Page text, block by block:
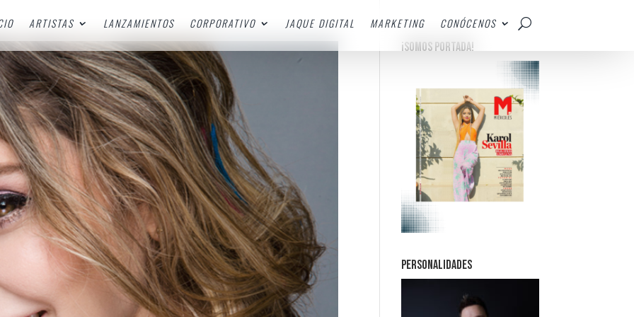
ARTISTAS LANZAMIENTOS CORPORATIVO JAQUE DIGITAL MARKETING
CONÓCENOS
¡SOMOS PORTADA!
PERSONALIDADES